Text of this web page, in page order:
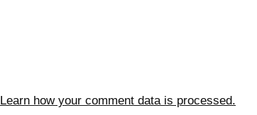
Learn how your comment data is processed.